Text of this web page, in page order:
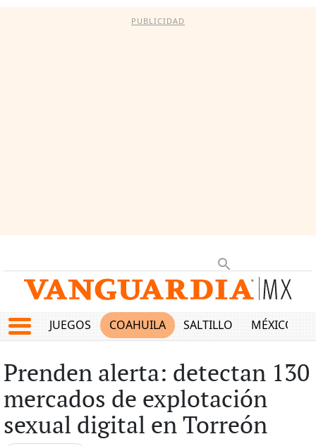
PUBLICIDAD
JUEGOS COAHUILA SALTILLO MÉXICO
Prenden alerta: detectan 130
mercados de explotación
sexual digital en Torreón